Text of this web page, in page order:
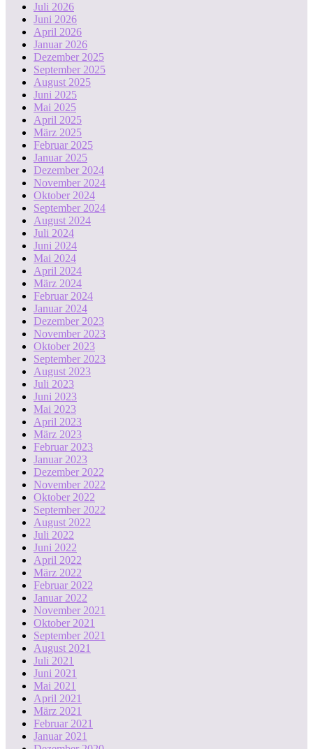
Juli 2026
Juni 2026
April 2026
Januar 2026
Dezember 2025
September 2025
August 2025
Juni 2025
Mai 2025
April 2025
März 2025
Februar 2025
Januar 2025
Dezember 2024
November 2024
Oktober 2024
September 2024
August 2024
Juli 2024
Juni 2024
Mai 2024
April 2024
März 2024
Februar 2024
Januar 2024
Dezember 2023
November 2023
Oktober 2023
September 2023
August 2023
Juli 2023
Juni 2023
Mai 2023
April 2023
März 2023
Februar 2023
Januar 2023
Dezember 2022
November 2022
Oktober 2022
September 2022
August 2022
Juli 2022
Juni 2022
April 2022
März 2022
Februar 2022
Januar 2022
November 2021
Oktober 2021
September 2021
August 2021
Juli 2021
Juni 2021
Mai 2021
April 2021
März 2021
Februar 2021
Januar 2021